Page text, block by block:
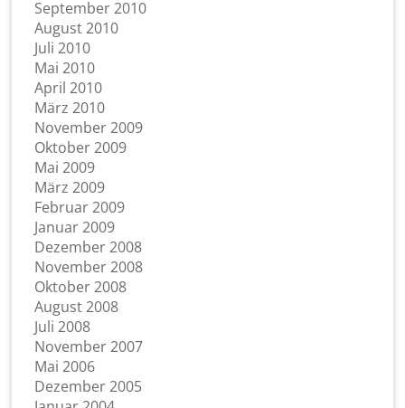
September 2010
August 2010
Juli 2010
Mai 2010
April 2010
März 2010
November 2009
Oktober 2009
Mai 2009
März 2009
Februar 2009
Januar 2009
Dezember 2008
November 2008
Oktober 2008
August 2008
Juli 2008
November 2007
Mai 2006
Dezember 2005